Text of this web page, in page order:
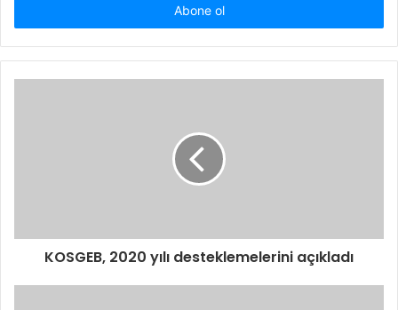
KOSGEB, 2020 yılı desteklemelerini açıkladı